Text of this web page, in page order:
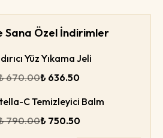
Sana Özel İndirimler
Yüz Yıkama Jeli
670.00₺ 636.50
C Temizleyici Balm
790.00₺ 750.50